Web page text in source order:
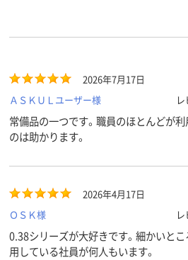
2026年7月17日
ＡＳＫＵＬユーザー様
常備品の一つです。職員のほとんどが利
のは助かります。
2026年4月17日
ＯＳＫ様
0.38シリーズが大好きです。細かいと
用している社員が何人もいます。